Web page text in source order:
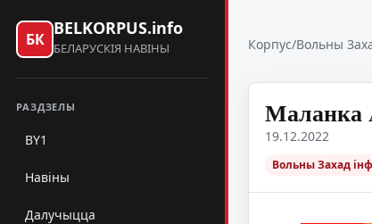
БК
BELKORPUS.info
БЕЛАРУСКІЯ НАВІНЫ
РАЗДЗЕЛЫ
BY1
Навіны
Далучыцца
Корпус/Вольны
Маланка
19.12.2022
Вольны Захад